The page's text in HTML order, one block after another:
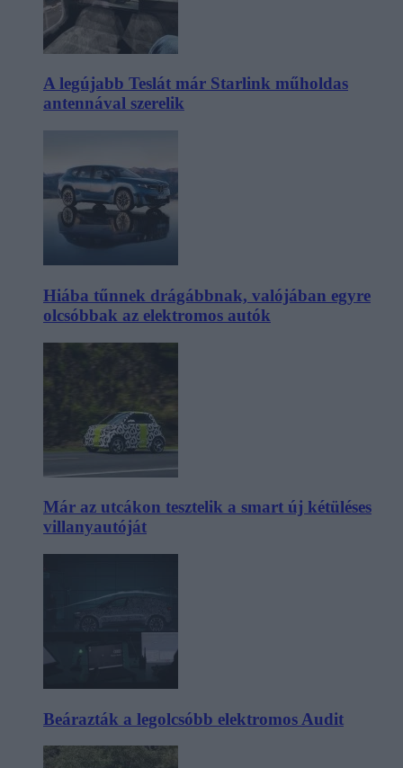
A legújabb Teslát már Starlink műholdas
antennával szerelik
Hiába tűnnek drágábbnak, valójában egyre
olcsóbbak az elektromos autók
Már az utcákon tesztelik a smart új kétüléses
villanyautóját
Beárazták a legolcsóbb elektromos Audit